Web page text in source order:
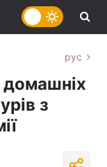
рус
домашніх
з